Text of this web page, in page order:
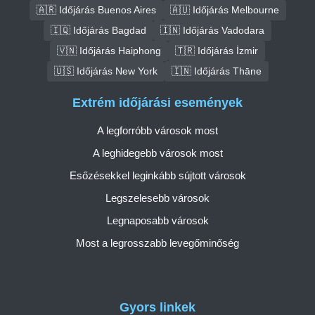
🇦🇷 Időjárás Buenos Aires
🇦🇺 Időjárás Melbourne
🇮🇶 Időjárás Bagdad
🇮🇳 Időjárás Vadodara
🇻🇳 Időjárás Haiphong
🇹🇷 Időjárás İzmir
🇺🇸 Időjárás New York
🇮🇳 Időjárás Thāne
Gyors linkek
Extrém időjárási események
A legforróbb városok most
A leghidegebb városok most
Esőzésekkel leginkább sújtott városok
Legszelesebb városok
Legnaposabb városok
Most a legrosszabb levegőminőség